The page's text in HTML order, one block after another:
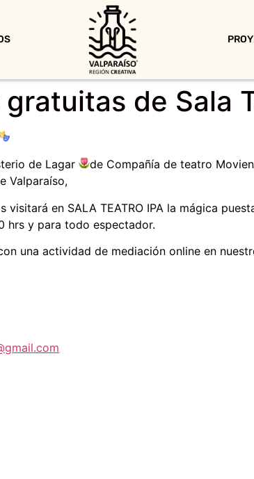
de Sala
de Lagar
de Compañía de teatro
Valparaíso,
en SALA TEATRO IPA la mágica
hrs y para todo espectador.
una actividad de mediación online en